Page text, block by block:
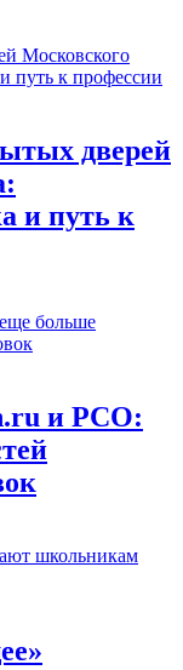
дверей
и путь к
и РСО: